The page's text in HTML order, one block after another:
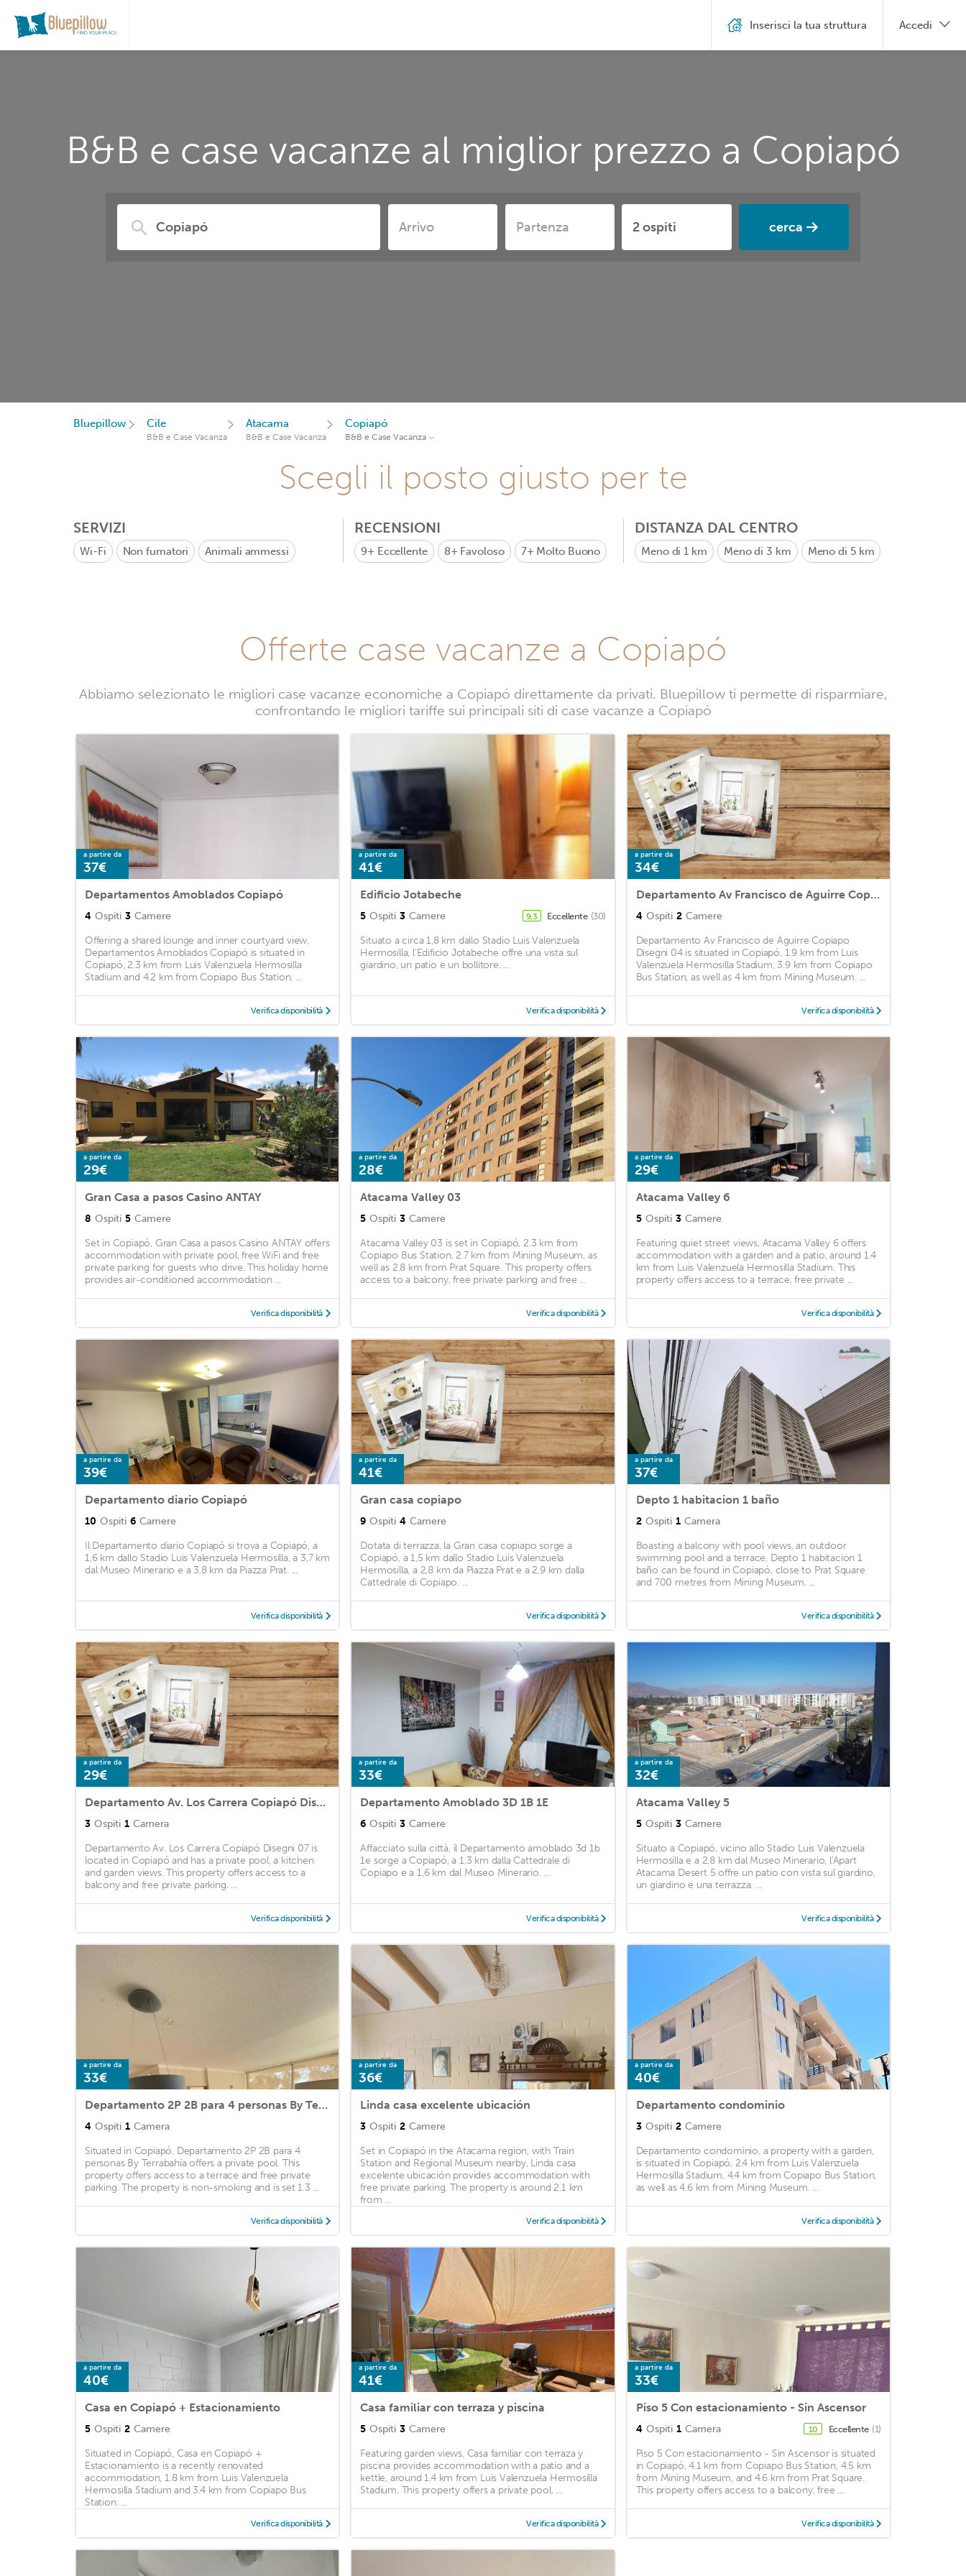
B&B e case vacanze al miglior prezzo a Copiapó
cerca
Inserisci la tua struttura Accedi
Bluepillow Cile
B&B e Case Vacanza
Atacama
B&B e Case Vacanza
Copiapó
B&B e Case Vacanza
Scegli il posto giusto per te
SERVIZI
Wi-Fi Non fumatori Animali ammessi
RECENSIONI
9+ Eccellente 8+ Favoloso 7+ Molto Buono
DISTANZA DAL CENTRO
Meno di 1 km Meno di 3 km Meno di 5 km
Offerte case vacanze a Copiapó
Abbiamo selezionato le migliori case vacanze economiche a Copiapó direttamente da privati. Bluepillow ti permette di risparmiare,
confrontando le migliori tariffe sui principali siti di case vacanze a Copiapó
a partire da
37€
Departamentos Amoblados Copiapó
4 Ospiti 3 Camere
Offering a shared lounge and inner courtyard view,
Departamentos Amoblados Copiapó is situated in
Copiapó, 2.3 km from Luis Valenzuela Hermosilla
Stadium and 4.2 km from Copiapo Bus Station. ...
Verifica disponibilità
a partire da
41€
Edificio Jotabeche
5 Ospiti 3 Camere 9,3 Eccellente (30)
Situato a circa 1,8 km dallo Stadio Luis Valenzuela
Hermosilla, l'Edificio Jotabeche offre una vista sul
giardino, un patio e un bollitore. ...
Verifica disponibilità
a partire da
34€
Departamento Av Francisco de Aguirre Copiapo Disegni 04
4 Ospiti 2 Camere
Departamento Av Francisco de Aguirre Copiapo
Disegni 04 is situated in Copiapó, 1.9 km from Luis
Valenzuela Hermosilla Stadium, 3.9 km from Copiapo
Bus Station, as well as 4 km from Mining Museum. ...
Verifica disponibilità
a partire da
29€
Gran Casa a pasos Casino ANTAY
8 Ospiti 5 Camere
Set in Copiapó, Gran Casa a pasos Casino ANTAY offers
accommodation with private pool, free WiFi and free
private parking for guests who drive. This holiday home
provides air-conditioned accommodation ...
Verifica disponibilità
a partire da
28€
Atacama Valley 03
5 Ospiti 3 Camere
Atacama Valley 03 is set in Copiapó, 2.3 km from
Copiapo Bus Station, 2.7 km from Mining Museum, as
well as 2.8 km from Prat Square. This property offers
access to a balcony, free private parking and free ...
Verifica disponibilità
a partire da
29€
Atacama Valley 6
5 Ospiti 3 Camere
Featuring quiet street views, Atacama Valley 6 offers
accommodation with a garden and a patio, around 1.4
km from Luis Valenzuela Hermosilla Stadium. This
property offers access to a terrace, free private ...
Verifica disponibilità
a partire da
39€
Departamento diario Copiapó
10 Ospiti 6 Camere
Il Departamento diario Copiapó si trova a Copiapó, a
1,6 km dallo Stadio Luis Valenzuela Hermosilla, a 3,7 km
dal Museo Minerario e a 3,8 km da Piazza Prat. ...
Verifica disponibilità
a partire da
41€
Gran casa copiapo
9 Ospiti 4 Camere
Dotata di terrazza, la Gran casa copiapo sorge a
Copiapó, a 1,5 km dallo Stadio Luis Valenzuela
Hermosilla, a 2,8 km da Piazza Prat e a 2,9 km dalla
Cattedrale di Copiapo. ...
Verifica disponibilità
a partire da
37€
Depto 1 habitacion 1 baño
2 Ospiti 1 Camera
Boasting a balcony with pool views, an outdoor
swimming pool and a terrace, Depto 1 habitacion 1
baño can be found in Copiapó, close to Prat Square
and 700 metres from Mining Museum. ...
Verifica disponibilità
a partire da
29€
Departamento Av. Los Carrera Copiapó Disegni 07
3 Ospiti 1 Camera
Departamento Av. Los Carrera Copiapó Disegni 07 is
located in Copiapó and has a private pool, a kitchen
and garden views. This property offers access to a
balcony and free private parking. ...
Verifica disponibilità
a partire da
33€
Departamento Amoblado 3D 1B 1E
6 Ospiti 3 Camere
Affacciato sulla città, il Departamento amoblado 3d 1b
1e sorge a Copiapó, a 1,3 km dalla Cattedrale di
Copiapo e a 1,6 km dal Museo Minerario. ...
Verifica disponibilità
a partire da
32€
Atacama Valley 5
5 Ospiti 3 Camere
Situato a Copiapó, vicino allo Stadio Luis Valenzuela
Hermosilla e a 2,8 km dal Museo Minerario, l'Apart
Atacama Desert 5 offre un patio con vista sul giardino,
un giardino e una terrazza. ...
Verifica disponibilità
a partire da
33€
Departamento 2P 2B para 4 personas By Terrabahía
4 Ospiti 1 Camera
Situated in Copiapó, Departamento 2P 2B para 4
personas By Terrabahía offers a private pool. This
property offers access to a terrace and free private
parking. The property is non-smoking and is set 1.3 ...
Verifica disponibilità
a partire da
36€
Linda casa excelente ubicación
3 Ospiti 2 Camere
Set in Copiapó in the Atacama region, with Train
Station and Regional Museum nearby, Linda casa
excelente ubicación provides accommodation with
free private parking. The property is around 2.1 km
from ...
Verifica disponibilità
a partire da
40€
Departamento condominio
3 Ospiti 2 Camere
Departamento condominio, a property with a garden,
is situated in Copiapó, 2.4 km from Luis Valenzuela
Hermosilla Stadium, 4.4 km from Copiapo Bus Station,
as well as 4.6 km from Mining Museum. ...
Verifica disponibilità
a partire da
40€
Casa en Copiapó + Estacionamiento
5 Ospiti 2 Camere
Situated in Copiapó, Casa en Copiapó +
Estacionamiento is a recently renovated
accommodation, 1.8 km from Luis Valenzuela
Hermosilla Stadium and 3.4 km from Copiapo Bus
Station. ...
Verifica disponibilità
a partire da
41€
Casa familiar con terraza y piscina
5 Ospiti 3 Camere
Featuring garden views, Casa familiar con terraza y
piscina provides accommodation with a patio and a
kettle, around 1.4 km from Luis Valenzuela Hermosilla
Stadium. This property offers a private pool, ...
Verifica disponibilità
a partire da
33€
Piso 5 Con estacionamiento - Sin Ascensor
4 Ospiti 1 Camera 10 Eccellente (1)
Piso 5 Con estacionamiento - Sin Ascensor is situated
in Copiapó, 4.1 km from Copiapo Bus Station, 4.5 km
from Mining Museum, and 4.6 km from Prat Square.
This property offers access to a balcony, free ...
Verifica disponibilità